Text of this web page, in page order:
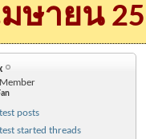
มษายน
posts
started threads